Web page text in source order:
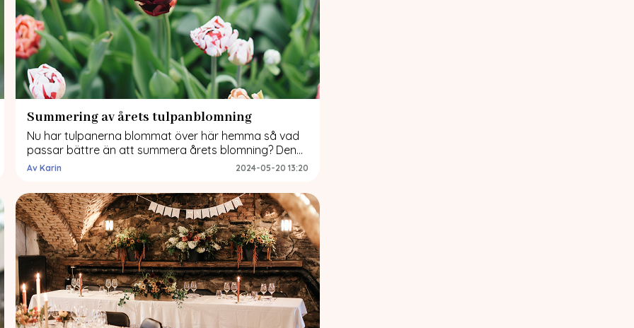
Summering av årets tulpanblomning
Nu har tulpanerna blommat över här hemma så vad
passar bättre än att summera årets blomning? Den
var lika intensiv som vacker. Det varma vädret vi fick i
tulpaner Jag odlar både perenna/återkommande
tulpaner här hemma och tulpaner till snitt som jag ser
som ettåriga. Alla […]
2024-05-20 13:20
Av Karin